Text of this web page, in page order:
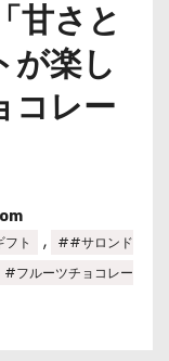
甘さと
が楽し
コレー
ト ,
##サロンド
#フルーツチョコレー